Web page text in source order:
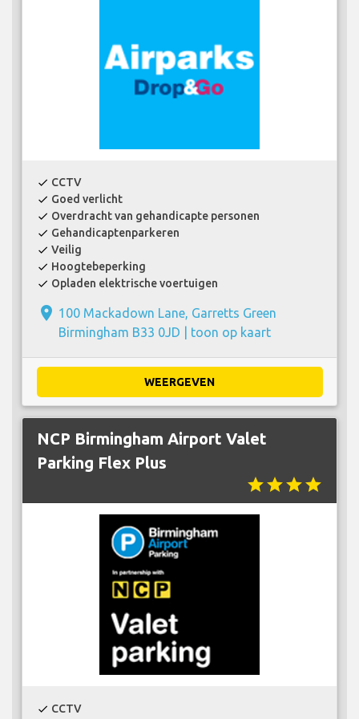
check CCTV
check Goed verlicht
check Overdracht van gehandicapte personen
check Gehandicaptenparkeren
check Veilig
check Hoogtebeperking
check Opladen elektrische voertuigen
place 100 Mackadown Lane, Garretts Green
Birmingham B33 0JD | toon op kaart
WEERGEVEN
NCP Birmingham Airport Valet
Parking Flex Plus
starstarstarstar
check CCTV